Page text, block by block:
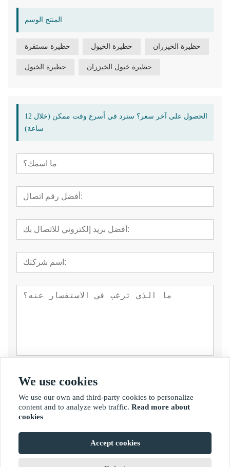
المنتج الوسم
حظيرة مستقرة حظيرة الخيول حظيرة الخيزران
حظيرة الخيول حظيرة خيول الخيزران
الحصول على آخر سعر؟ سنرد في أسرع وقت ممكن (خلال 12
ساعة)
تقدم
We use cookies
We use our own and third-party cookies to personalize
content and to analyze web traffic. Read more about
cookies
Accept cookies